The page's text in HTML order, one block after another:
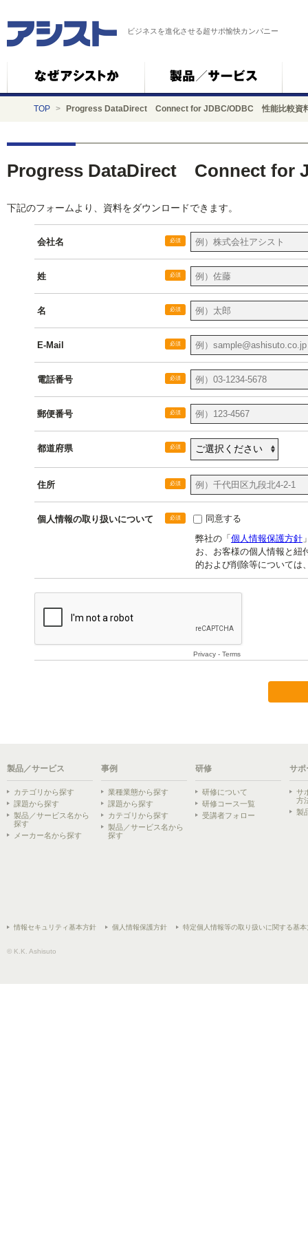
ビジネスを進化させる超サポ愉快カンパニー
TOP > Progress DataDirect Connect for JDBC/ODBC 性能比較資
Progress DataDirect Connect for
下記のフォームより、資料をダウンロードできます。
製品／サービス
カテゴリから探す
課題から探す
製品／サービス名から
探す
メーカー名から探す
事例
業種業態から探す
課題から探す
カテゴリから探す
製品／サービス名から
探す
研修
研修について
研修コース一覧
受講者フォロー
サポ
サ
方
製
情報セキュリティ基本方針 個人情報保護方針 特定個人情報等の取り扱いに関する基本
© K.K. Ashisuto